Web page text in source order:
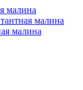
малина
малина
малина